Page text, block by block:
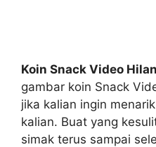
Koin Snack Video
gambar koin Snack
jika kalian ingin
kalian. Buat yang
simak terus sampai